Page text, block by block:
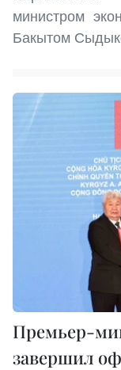
министром
Бакытом
Премьер-
завершил